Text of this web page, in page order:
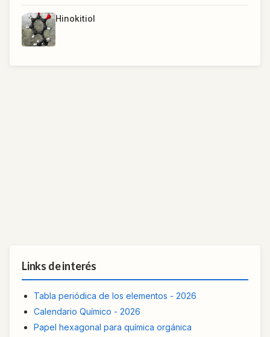
Hinokitiol
Links de interés
Tabla periódica de los elementos - 2026
Calendario Químico - 2026
Papel hexagonal para química orgánica